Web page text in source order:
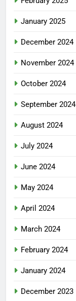
January 2025
December 2024
November 2024
October 2024
September 2024
August 2024
July 2024
June 2024
May 2024
April 2024
March 2024
February 2024
January 2024
December 2023